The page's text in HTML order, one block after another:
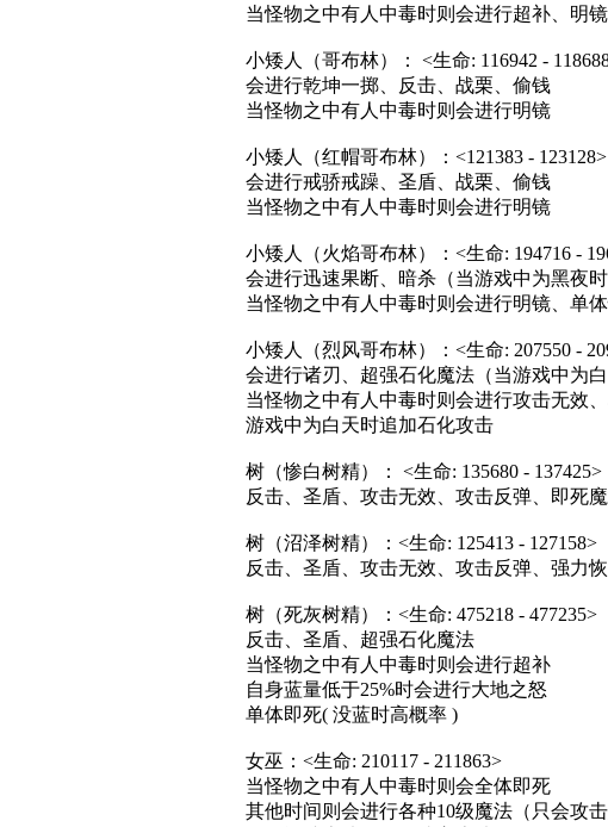
当怪物之中有人中毒时则会进行超补、明镜
小矮人（哥布林）： <生命: 116942 -
会进行乾坤一掷、反击、战栗、偷钱
当怪物之中有人中毒时则会进行明镜
小矮人（红帽哥布林）：<121383 - 123128>
会进行戒骄戒躁、圣盾、战栗、偷钱
当怪物之中有人中毒时则会进行明镜
小矮人（火焰哥布林）：<生命: 194716 -
会进行迅速果断、暗杀（当游戏中为黑夜
当怪物之中有人中毒时则会进行明镜、单体
小矮人（烈风哥布林）：<生命: 207550 -
会进行诸刃、超强石化魔法（当游戏中为
当怪物之中有人中毒时则会进行攻击无效
游戏中为白天时追加石化攻击
树（惨白树精）： <生命: 135680 - 137425>
反击、圣盾、攻击无效、攻击反弹、即死
树（沼泽树精）：<生命: 125413 - 127158>
反击、圣盾、攻击无效、攻击反弹、强力
树（死灰树精）：<生命: 475218 - 477235>
反击、圣盾、超强石化魔法
当怪物之中有人中毒时则会进行超补
自身蓝量低于25%时会进行大地之怒
单体即死( 没蓝时高概率 )
女巫：<生命: 210117 - 211863>
当怪物之中有人中毒时则会全体即死
其他时间则会进行各种10级魔法（只会攻击